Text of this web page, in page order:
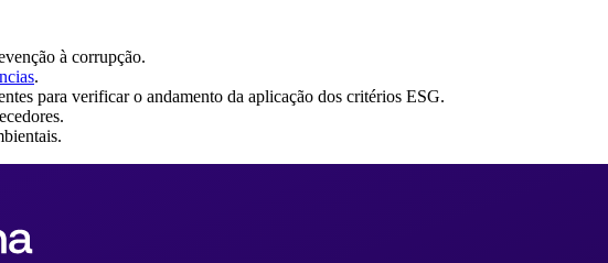
à corrupção.
.
para verificar o andamento da aplicação dos critérios ESG.